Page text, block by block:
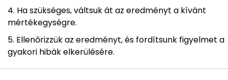
Ha szükséges, váltsuk át az eredményt a kívánt
mértékegységre.
Ellenőrizzük az eredményt, és fordítsunk figyelmet a
gyakori hibák elkerülésére.